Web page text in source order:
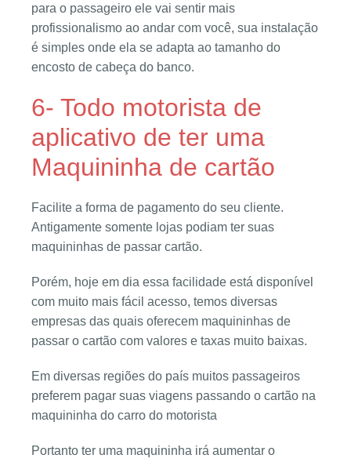
para o passageiro ele vai sentir mais
profissionalismo ao andar com você, sua instalação
é simples onde ela se adapta ao tamanho do
encosto de cabeça do banco.
6- Todo motorista de
aplicativo de ter uma
Maquininha de cartão
Facilite a forma de pagamento do seu cliente.
Antigamente somente lojas podiam ter suas
maquininhas de passar cartão.
Porém, hoje em dia essa facilidade está disponível
com muito mais fácil acesso, temos diversas
empresas das quais oferecem maquininhas de
passar o cartão com valores e taxas muito baixas.
Em diversas regiões do país muitos passageiros
preferem pagar suas viagens passando o cartão na
maquininha do carro do motorista
Portanto ter uma maquininha irá aumentar o